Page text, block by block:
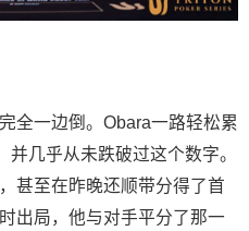
全一边倒。Obara一路轻松累
几乎从未跌破过这个数字。
甚至在昨晚还顺带分得了首
出局，他与对手平分了那一